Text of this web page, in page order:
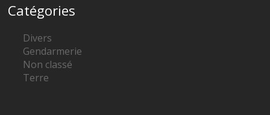
Catégories
Divers
Gendarmerie
Non classé
Terre